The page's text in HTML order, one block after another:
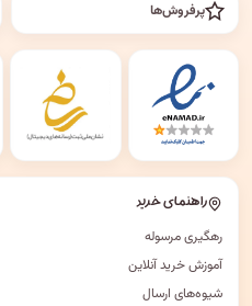
پرفروش‌ها
راهنمای خرید
رهگیری مرسوله
آموزش خرید آنلاین
شیوه‌های ارسال